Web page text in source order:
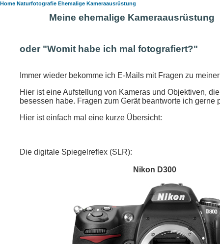
Home Naturfotografie Ehemalige Kameraausrüstung
Meine ehemalige Kameraausrüstung
oder "Womit habe ich mal fotografiert?"
Immer wieder bekomme ich E-Mails mit Fragen zu
Hier ist eine Aufstellung von Kameras und Objektiven,
besessen habe. Fragen zum Gerät beantworte ich gerne
Hier ist einfach mal eine kurze Übersicht:
Die digitale Spiegelreflex (SLR):
Nikon D300